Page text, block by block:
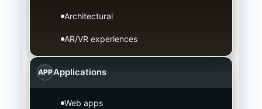
Architectural
AR/VR experiences
APPApplications
Web apps